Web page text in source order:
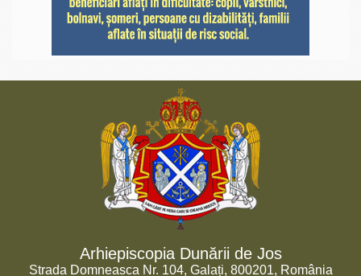
Arhiepiscopia Dunării de Jos
Strada Domneasca Nr. 104, Galați, 800201, România